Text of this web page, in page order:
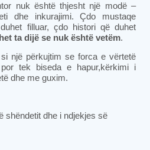
nuk është thjesht një modë –
dhe inkurajimi. Çdo mustaqe
filluar, çdo histori që duhet
ta dijë se nuk është vetëm.
një përkujtim se forca e vërtetë
tek biseda e hapur,kërkimi i
dhe me guxim.
shëndetit dhe i ndjekjes së